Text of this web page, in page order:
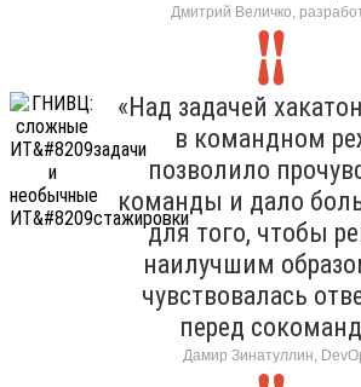
Дмитрий Величко,
«Над задачей
в командном
позволило
команды и дало
для того, чтобы
наилучшим
чувствовалась
перед
Дамир Зинатуллин,